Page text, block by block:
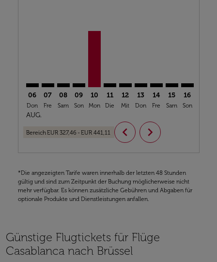
CMN–BRU: cmp-view-offers-disclaimer. Angebote
06
Don
AUG.
CMN–BRU: cmp-view-offers-disclaimer.
07
Fre
CMN–BRU: cmp-view-offers-disclaimer.
08
Sam
CMN–BRU: cmp-view-offers-
09
Son
CMN–BRU, 10/08/2026 – 16/08/
10
Mon
11
Die
12
Mit
13
Don
14
Fre
15
Sam
16
Son
BereichEUR 327,46 -EUR 441,11 chevron_left chevron_right
*Die angezeigten Tarife waren innerhalb der letzten 48 Stunden
gültig und sind zum Zeitpunkt der Buchung möglicherweise nicht
mehr verfügbar. Es können zusätzliche Gebühren und Abgaben für
optionale Produkte und Dienstleistungen anfallen.
Günstige Flugtickets für Flüge
Casablanca nach Brüssel